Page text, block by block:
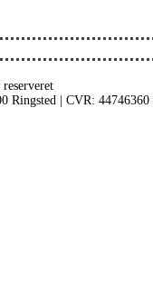
Ringsted | CVR: 44746360